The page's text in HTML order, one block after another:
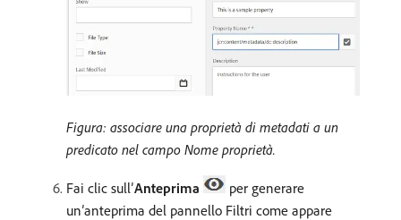
Figura: associare una proprietà di metadati a un
predicato nel campo Nome proprietà.
Fai clic sull’Anteprima
per generare
un’anteprima del pannello Filtri come appare